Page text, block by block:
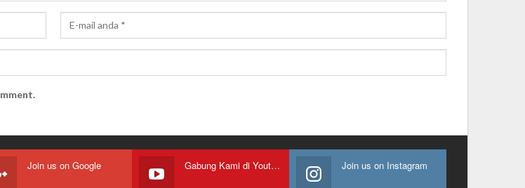
Join us on Google Gabung Kami di Youtube Join us on Instagram